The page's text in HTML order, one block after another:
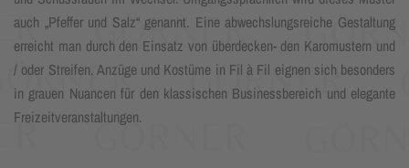
auch „Pfeffer und Salz“ genannt. Eine abwechslungsreiche Gestaltung
erreicht man durch den Einsatz von überdecken- den Karomustern und
/ oder Streifen. Anzüge und Kostüme in Fil à Fil eignen sich besonders
in grauen Nuancen für den klassischen Businessbereich und elegante
Freizeitveranstaltungen.